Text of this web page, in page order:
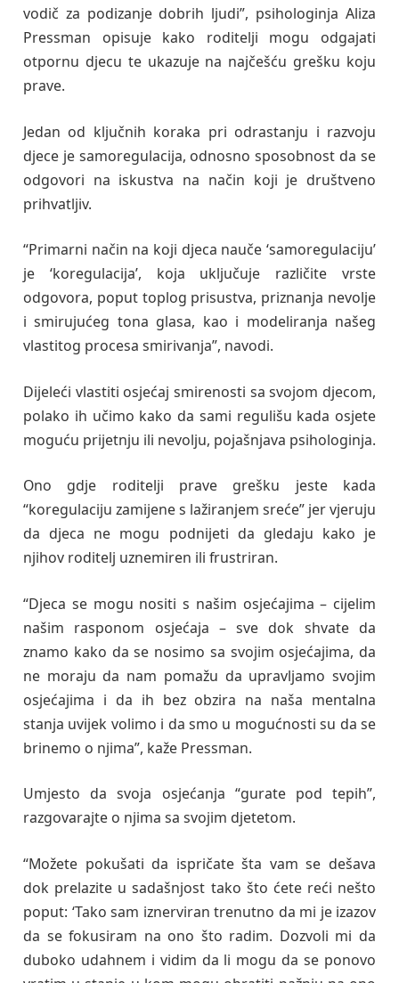
vodič za podizanje dobrih ljudi”, psihologinja Aliza
Pressman opisuje kako roditelji mogu odgajati
otpornu djecu te ukazuje na najčešću grešku koju
prave.
Jedan od ključnih koraka pri odrastanju i razvoju
djece je samoregulacija, odnosno sposobnost da se
odgovori na iskustva na način koji je društveno
prihvatljiv.
“Primarni način na koji djeca nauče ‘samoregulaciju’
je ‘koregulacija’, koja uključuje različite vrste
odgovora, poput toplog prisustva, priznanja nevolje
i smirujućeg tona glasa, kao i modeliranja našeg
vlastitog procesa smirivanja”, navodi.
Dijeleći vlastiti osjećaj smirenosti sa svojom djecom,
polako ih učimo kako da sami regulišu kada osjete
moguću prijetnju ili nevolju, pojašnjava psihologinja.
Ono gdje roditelji prave grešku jeste kada
“koregulaciju zamijene s lažiranjem sreće” jer vjeruju
da djeca ne mogu podnijeti da gledaju kako je
njihov roditelj uznemiren ili frustriran.
“Djeca se mogu nositi s našim osjećajima – cijelim
našim rasponom osjećaja – sve dok shvate da
znamo kako da se nosimo sa svojim osjećajima, da
ne moraju da nam pomažu da upravljamo svojim
osjećajima i da ih bez obzira na naša mentalna
stanja uvijek volimo i da smo u mogućnosti su da se
brinemo o njima”, kaže Pressman.
Umjesto da svoja osjećanja “gurate pod tepih”,
razgovarajte o njima sa svojim djetetom.
“Možete pokušati da ispričate šta vam se dešava
dok prelazite u sadašnjost tako što ćete reći nešto
poput: ‘Tako sam iznerviran trenutno da mi je izazov
da se fokusiram na ono što radim. Dozvoli mi da
duboko udahnem i vidim da li mogu da se ponovo